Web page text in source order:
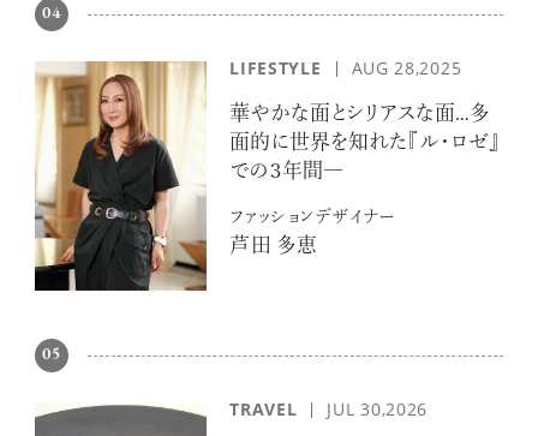
04
LIFESTYLE AUG 28,2025
華やかな面とシリアスな面…多
面的に世界を知れた『ル・ロゼ』
での３年間―
ファッションデザイナー
芦田 多恵
05
TRAVEL JUL 30,2026